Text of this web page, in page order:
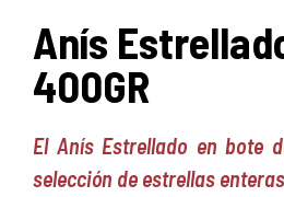
Anís
400GR
El Anís Estrellado en bote
selección de estrellas